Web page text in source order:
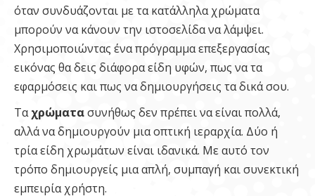
όταν συνδυάζονται με τα κατάλληλα χρώματα
μπορούν να κάνουν την ιστοσελίδα να λάμψει.
Χρησιμοποιώντας ένα πρόγραμμα επεξεργασίας
εικόνας θα δεις διάφορα είδη υφών, πως να τα
εφαρμόσεις και πως να δημιουργήσεις τα δικά σου.
Ταχρώματασυνήθως δεν πρέπει να είναι πολλά,
αλλά να δημιουργούν μια οπτική ιεραρχία. Δύο ή
τρία είδη χρωμάτων είναι ιδανικά. Με αυτό τον
τρόπο δημιουργείς μια απλή, συμπαγή και συνεκτική
εμπειρία χρήστη.